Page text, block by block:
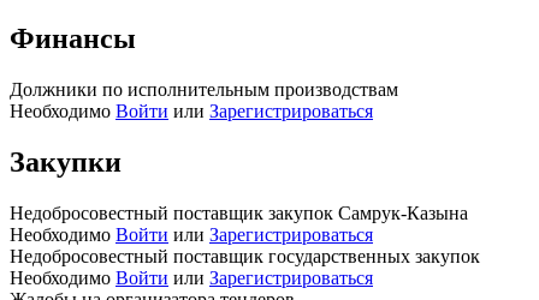
Финансы
Должники по исполнительным производствам
Необходимо Войти или Зарегистрироваться
Закупки
Недобросовестный поставщик закупок Самрук-Казына
Необходимо Войти или Зарегистрироваться
Недобросовестный поставщик государственных закупок
Необходимо Войти или Зарегистрироваться